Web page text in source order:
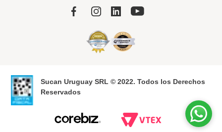
Sucan Uruguay SRL © 2022. Todos los Derechos
Reservados